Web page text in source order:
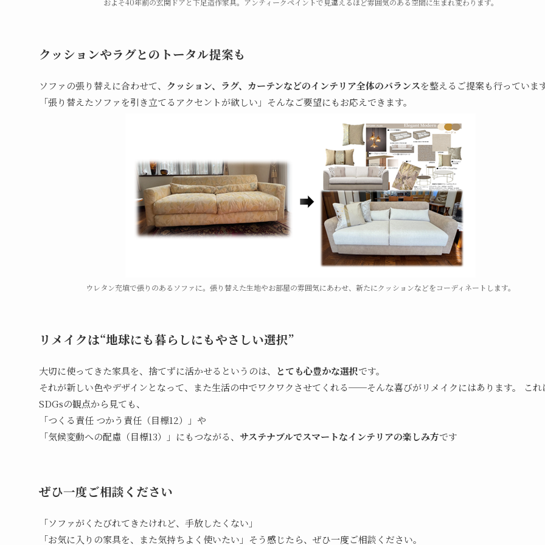
クッションやラグとのトータル提案も
ソファの張り替えに合わせて、 クッション、ラグ、カーテンなどのインテリア全体のバランスを整えるご提案も行っていま
「張り替えたソファを引き立てるアクセントが欲しい」そんなご要望にもお応えできます。
ウレタン充填で張りのあるソファに。張り替えた生地やお部屋の雰囲気にあわせ、新たにクッションなどをコーディネートします。
リメイクは“地球にも暮らしにもやさしい選択”
大切に使ってきた家具を、捨てずに活かせるというのは、 とても心豊かな選択です。
それが新しい色やデザインとなって、また生活の中でワクワクさせてくれる──そんな喜びがリメイクにはあります。 これ
SDGsの観点から見ても、
「つくる責任 つかう責任（目標12）」や
「気候変動への配慮（目標13）」にもつながる、 サステナブルでスマートなインテリアの楽しみ方です
ぜひ一度ご相談ください
「ソファがくたびれてきたけれど、手放したくない」
「お気に入りの家具を、また気持ちよく使いたい」そう感じたら、ぜひ一度ご相談ください。